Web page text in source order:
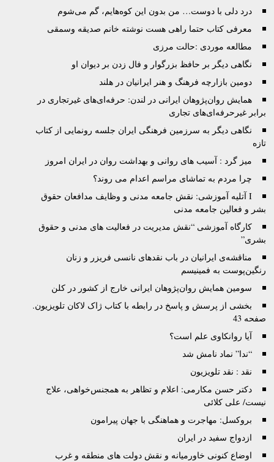
درد دلی با دوست… من بدون اين کوه‌هايم، گم می‌شوم
معرفی کتاب حتما راهی هست نوشته خانم صدیقه وسمقی
مطالعه موردی :حالت مرزی
نگاهی دیگر بر حافظ بزرگوار و فال زدن بر دیوان او
دومین بازارچه فرهنگ و هنر ایرانیان در هلند
همایش روان‌پژوهان ایرانی در لندن: حرفه‌ای‌های غیرتجاری در
برابر غیرحرفه‌ای‌های تجاری
نگاهی دیگر به سرزمین فرهنگی ایران جلسه رونمایی از کتاب
تازه
میز گرد : آسیب های روانی و بهداشت روان در ایران امروز
چرا مردم به تماشای مراسم اعدام می روند؟
I آتليه آموزشى: نقش جامعه مدنى و وظايف مدافعان حقوق
بشر و فعالين جامعه مدنى
کارگاه آموزشی “نقش مدیریت در فعالیت های مدنی و حقوق
بشری”
مناقشه‌ی ایرانیان در باب نقدهای نانسی فریزر و زنان
رنگین‌پوست به فمینیسم
سومین همایش روان‌پژوهان ایرانی خارج از کشور در کلن
بخشی از پرسش و پاسخ در رابطه با کتاب ژاک لاکان تلویزیون.
صفحه 43
آیا روانکاوی علم است؟
“ندا” نماد نامش شد
نقد : نقد تلويزيون
دکتر حسن مکارمی: اعلام و تظاهر به همجنس‌خواهی، علاج
نیست/ علی کلائی
بروکسل: مهاجرت و هماهنگی با جهان پیرامون
ازدواج سفید در ایران
اوضاع کنونی خاورمیانه و نقش دولت های منطقه و غرب